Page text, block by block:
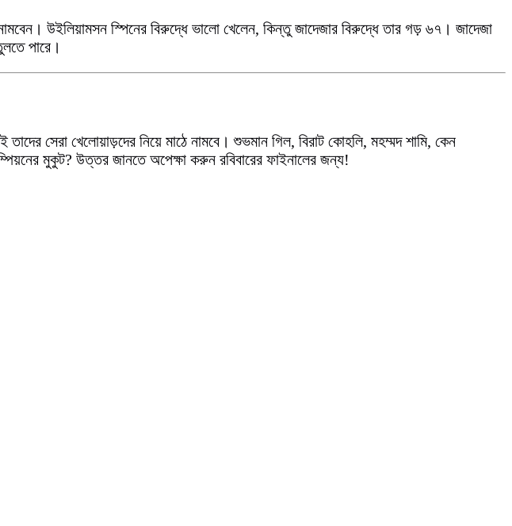
উইলিয়ামসন স্পিনের বিরুদ্ধে ভালো খেলেন, কিন্তু জাদেজার বিরুদ্ধে তার গড় ৬৭। জাদেজা
পারে।
সেরা খেলোয়াড়দের নিয়ে মাঠে নামবে। শুভমান গিল, বিরাট কোহলি, মহম্মদ শামি, কেন
মুকুট? উত্তর জানতে অপেক্ষা করুন রবিবারের ফাইনালের জন্য!